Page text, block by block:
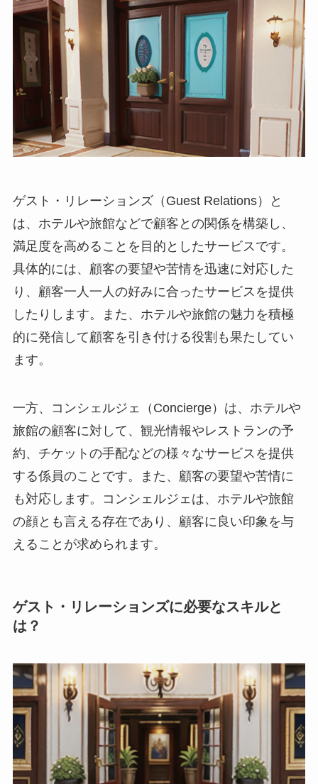
ゲスト・リレーションズ（Guest Relations）
と
は、ホテルや旅館などで顧客との関係を構築し、
満足度を高めることを目的としたサービスです。
具体的には、顧客の要望や苦情を迅速に対応した
り、顧客一人一人の好みに合ったサービスを提供
したりします。また、ホテルや旅館の魅力を積極
的に発信して顧客を引き付ける役割も果たしてい
ます。
一方、 コンシェルジェ（Concierge） は、ホテルや
旅館の顧客に対して、観光情報やレストランの予
約、チケットの手配などの様々なサービスを提供
する係員のことです。また、顧客の要望や苦情に
も対応します。コンシェルジェは、ホテルや旅館
の顔とも言える存在であり、顧客に良い印象を与
えることが求められます。
ゲスト・リレーションズに必要なスキルと
は？